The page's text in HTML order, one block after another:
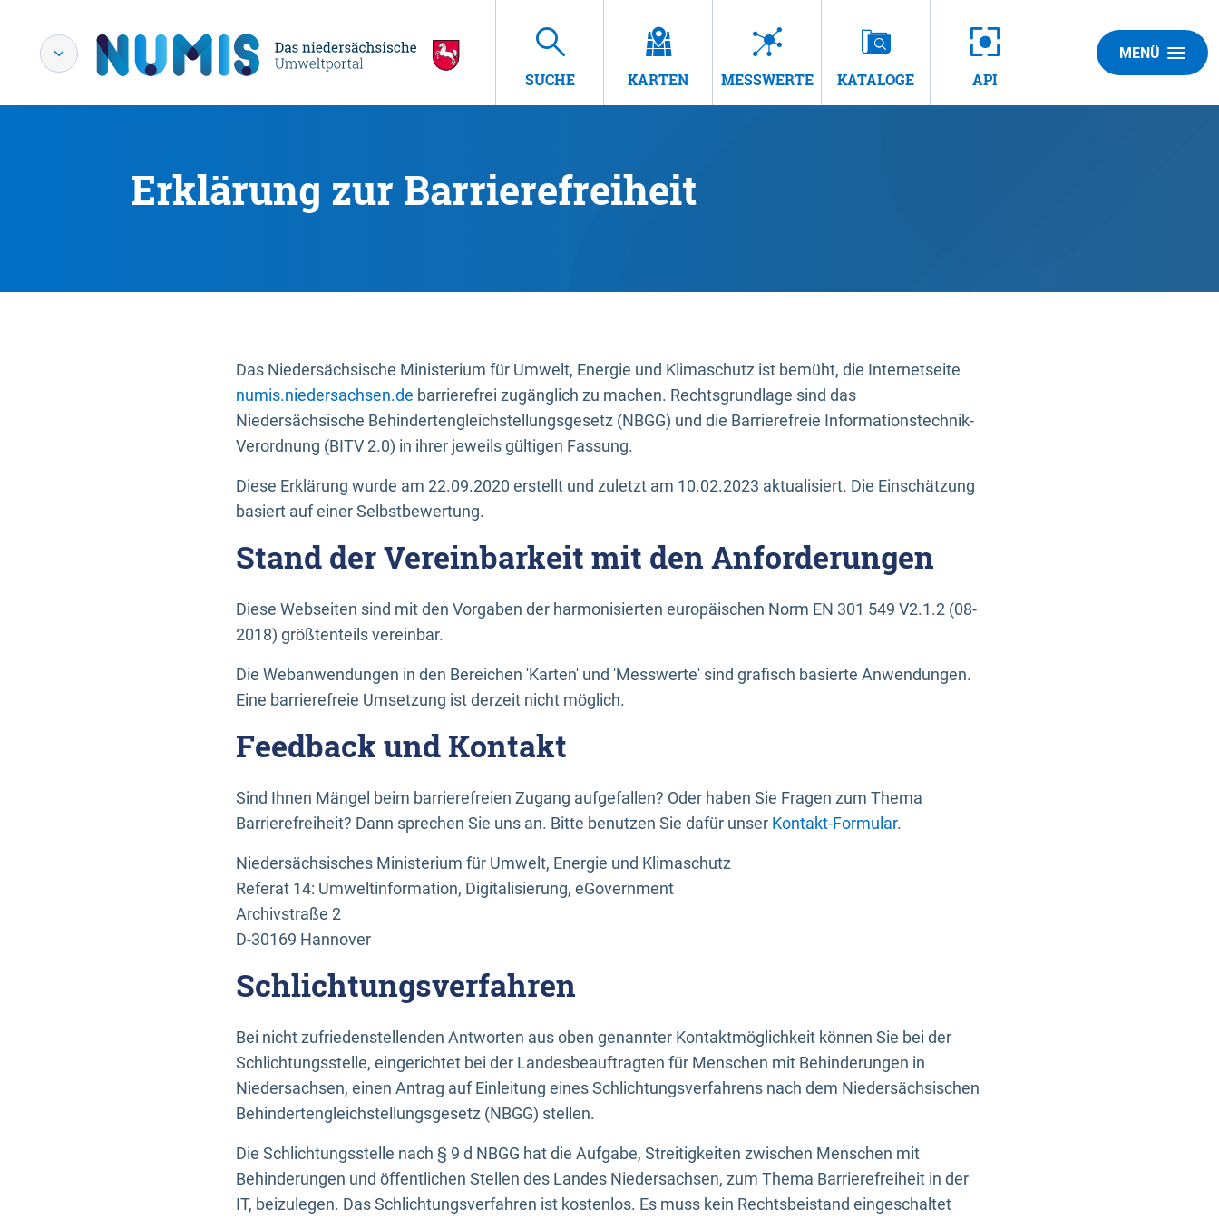
SUCHE KARTEN MESSWERTE KATALOGE API
MENÜ
Erklärung zur Barrierefreiheit
Das Niedersächsische Ministerium für Umwelt, Energie und Klimaschutz ist bemüht, die Internetseite
numis.niedersachsen.de barrierefrei zugänglich zu machen. Rechtsgrundlage sind das
Niedersächsische Behindertengleichstellungsgesetz (NBGG) und die Barrierefreie Informationstechnik-
Verordnung (BITV 2.0) in ihrer jeweils gültigen Fassung.
Diese Erklärung wurde am 22.09.2020 erstellt und zuletzt am 10.02.2023 aktualisiert. Die Einschätzung
basiert auf einer Selbstbewertung.
Stand der Vereinbarkeit mit den Anforderungen
Diese Webseiten sind mit den Vorgaben der harmonisierten europäischen Norm EN 301 549 V2.1.2 (08-
2018) größtenteils vereinbar.
Die Webanwendungen in den Bereichen 'Karten' und 'Messwerte' sind grafisch basierte Anwendungen.
Eine barrierefreie Umsetzung ist derzeit nicht möglich.
Feedback und Kontakt
Sind Ihnen Mängel beim barrierefreien Zugang aufgefallen? Oder haben Sie Fragen zum Thema
Barrierefreiheit? Dann sprechen Sie uns an. Bitte benutzen Sie dafür unser Kontakt-Formular.
Niedersächsisches Ministerium für Umwelt, Energie und Klimaschutz
Referat 14: Umweltinformation, Digitalisierung, eGovernment
Archivstraße 2
D-30169 Hannover
Schlichtungsverfahren
Bei nicht zufriedenstellenden Antworten aus oben genannter Kontaktmöglichkeit können Sie bei der
Schlichtungsstelle, eingerichtet bei der Landesbeauftragten für Menschen mit Behinderungen in
Niedersachsen, einen Antrag auf Einleitung eines Schlichtungsverfahrens nach dem Niedersächsischen
Behindertengleichstellungsgesetz (NBGG) stellen.
Die Schlichtungsstelle nach § 9 d NBGG hat die Aufgabe, Streitigkeiten zwischen Menschen mit
Behinderungen und öffentlichen Stellen des Landes Niedersachsen, zum Thema Barrierefreiheit in der
IT, beizulegen. Das Schlichtungsverfahren ist kostenlos. Es muss kein Rechtsbeistand eingeschaltet